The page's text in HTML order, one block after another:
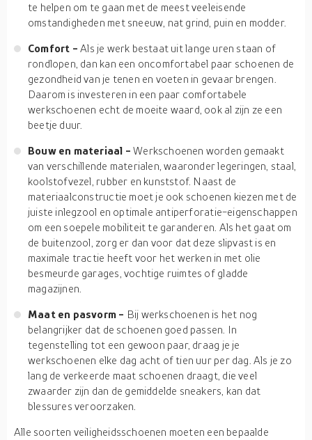
te helpen om te gaan met de meest veeleisende
omstandigheden met sneeuw, nat grind, puin en modder.
Comfort -Als je werk bestaat uit lange uren staan of
rondlopen, dan kan een oncomfortabel paar schoenen de
gezondheid van je tenen en voeten in gevaar brengen.
Daarom is investeren in een paar comfortabele
werkschoenen echt de moeite waard, ook al zijn ze een
beetje duur.
Bouw en materiaal -Werkschoenen worden gemaakt
van verschillende materialen, waaronder legeringen, staal,
koolstofvezel, rubber en kunststof. Naast de
materiaalconstructie moet je ook schoenen kiezen met de
juiste inlegzool en optimale antiperforatie-eigenschappen
om een soepele mobiliteit te garanderen. Als het gaat om
de buitenzool, zorg er dan voor dat deze slipvast is en
maximale tractie heeft voor het werken in met olie
besmeurde garages, vochtige ruimtes of gladde
magazijnen.
Maat en pasvorm - Bij werkschoenen is het nog
belangrijker dat de schoenen goed passen. In
tegenstelling tot een gewoon paar, draag je je
werkschoenen elke dag acht of tien uur per dag. Als je zo
lang de verkeerde maat schoenen draagt, die veel
zwaarder zijn dan de gemiddelde sneakers, kan dat
blessures veroorzaken.
Alle soorten veiligheidsschoenen moeten een bepaalde